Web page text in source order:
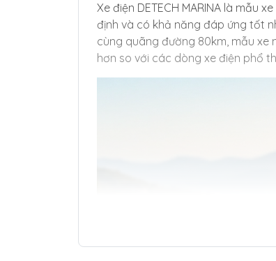
Xe điện DETECH MARINA là mẫu
định và có khả năng đáp ứng tốt
cùng quãng đường 80km, mẫu xe
hơn so với các dòng xe điện phổ